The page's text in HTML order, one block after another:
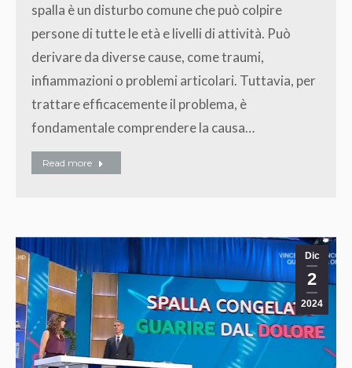
spalla è un disturbo comune che può colpire
persone di tutte le età e livelli di attività. Può
derivare da diverse cause, come traumi,
infiammazioni o problemi articolari. Tuttavia, per
trattare efficacemente il problema, è
fondamentale comprendere la causa…
Read more
Dic
2
2024